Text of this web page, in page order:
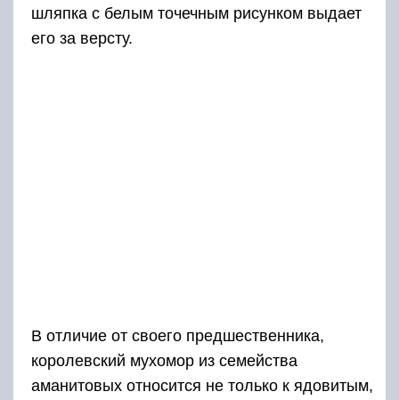
шляпка с белым точечным рисунком выдает
его за версту.
В отличие от своего предшественника,
королевский мухомор из семейства
аманитовых относится не только к ядовитым,